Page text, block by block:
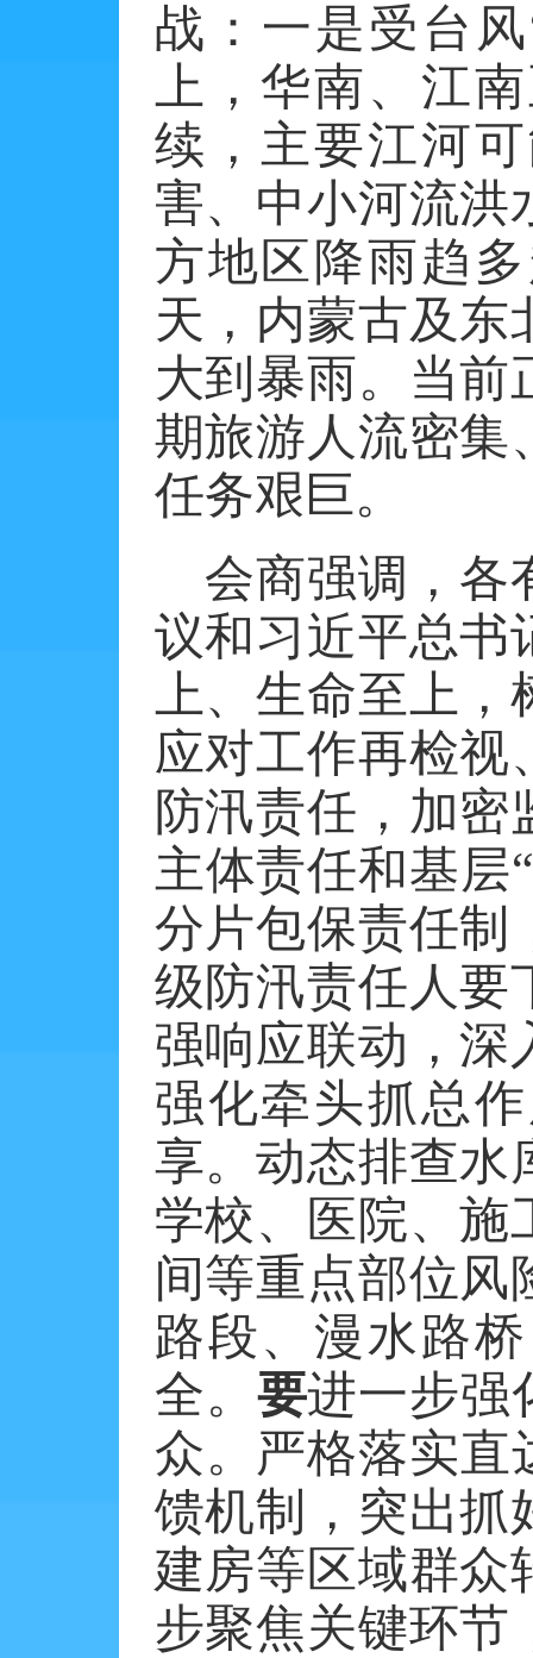
战：一是受台风
上，华南、江
续，主要江河
害、中小河流洪
方地区降雨趋
天，内蒙古及东
大到暴雨。当前
期旅游人流密集
任务艰巨。
会商强调，各
议和习近平总书
上、生命至上
应对工作再检视
防汛责任，加
主体责任和基层
分片包保责任制
级防汛责任人要
强响应联动，深
强化牵头抓总
享。动态排查水
学校、医院、施
间等重点部位风
路段、漫水路
全。 要进一步强
众。严格落实直
馈机制，突出抓
建房等区域群众
步聚焦关键环节